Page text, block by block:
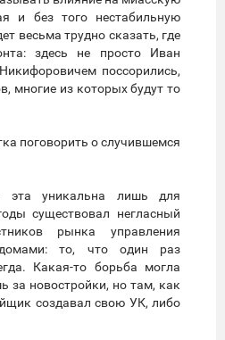
и без того нестабильную
весьма трудно сказать, где
здесь не просто Иван
поссорились,
многие из которых будут то
поговорить о случившемся
эта уникальна лишь для
существовал негласный
рынка управления
домами: то, что один раз
Какая-то борьба могла
за новостройки, но там, как
создавал свою УК, либо